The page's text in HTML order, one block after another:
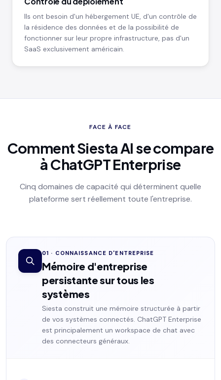
Ils ont besoin d'un hébergement UE, d'un contrôle de
la résidence des données et de la possibilité de
fonctionner sur leur propre infrastructure, pas d'un
SaaS exclusivement américain.
FACE À FACE
Comment Siesta AI se compare
à ChatGPT Enterprise
Cinq domaines de capacité qui déterminent quelle
plateforme sert réellement toute l'entreprise.
01 · CONNAISSANCE D'ENTREPRISE
Mémoire d'entreprise
persistante sur tous les
systèmes
Siesta construit une mémoire structurée à partir
de vos systèmes connectés. ChatGPT Enterprise
est principalement un workspace de chat avec
des connecteurs généraux.